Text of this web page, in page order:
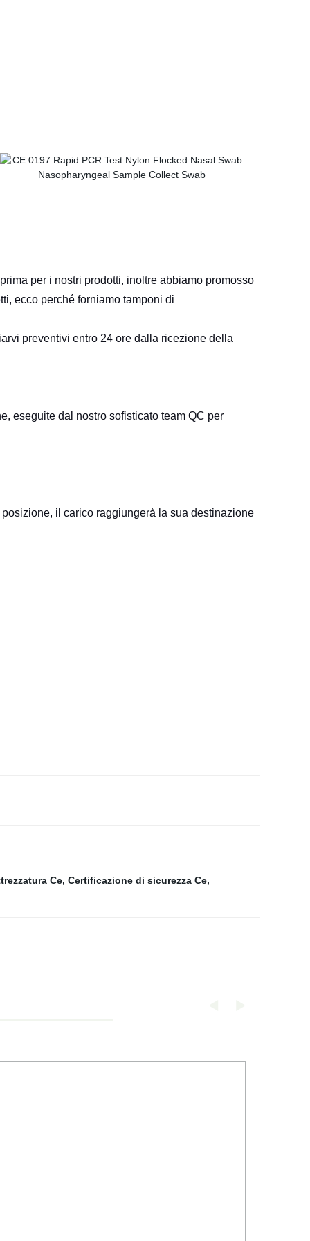
per i nostri prodotti, inoltre abbiamo promosso
ecco perché forniamo tamponi di
preventivi entro 24 ore dalla ricezione della
eseguite dal nostro sofisticato team QC per
il carico raggiungerà la sua destinazione
Ce, Certificazione di sicurezza Ce,